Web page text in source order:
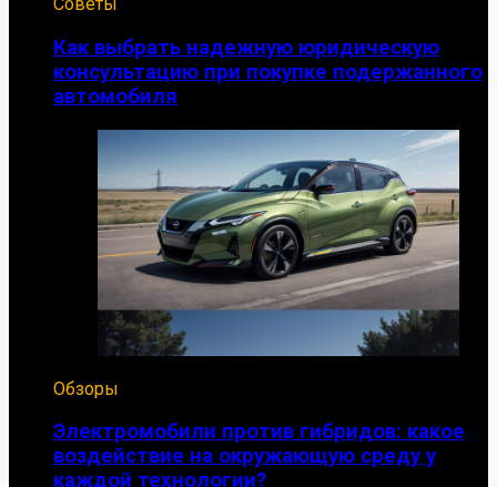
Как выбрать надежную юридическую
консультацию при покупке подержанного
автомобиля
Обзоры
Электромобили против гибридов: какое
воздействие на окружающую среду у
каждой технологии?